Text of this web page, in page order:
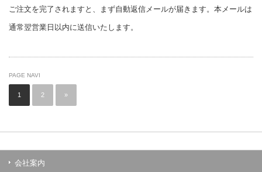
ご注文を完了されますと、まず自動返信メールが届きます。本メールは
通常翌営業日以内に送信いたします。
PAGE NAVI
1 2 »
会社案内